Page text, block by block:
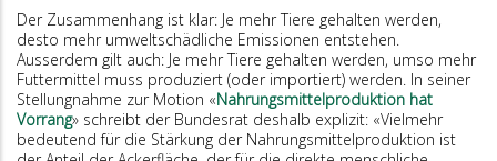
Der Zusammenhang ist klar: Je mehr Tiere gehalten werden,
desto mehr umweltschädliche Emissionen entstehen.
Ausserdem gilt auch: Je mehr Tiere gehalten werden, umso mehr
Futtermittel muss produziert (oder importiert) werden. In seiner
Stellungnahme zur Motion «Nahrungsmittelproduktion hat
Vorrang» schreibt der Bundesrat deshalb explizit: «Vielmehr
bedeutend für die Stärkung der Nahrungsmittelproduktion ist